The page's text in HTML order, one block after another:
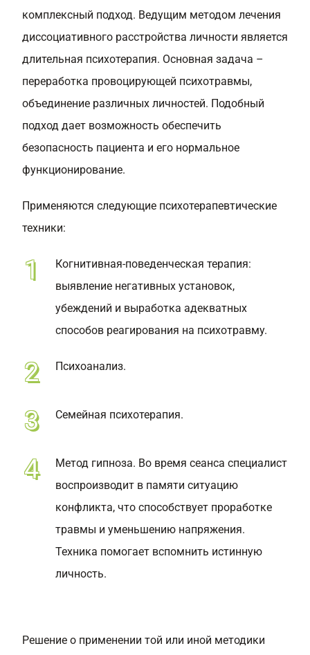
комплексный подход. Ведущим методом лечения
диссоциативного расстройства личности является
длительная психотерапия. Основная задача –
переработка провоцирующей психотравмы,
объединение различных личностей. Подобный
подход дает возможность обеспечить
безопасность пациента и его нормальное
функционирование.
Применяются следующие психотерапевтические
техники:
Когнитивная-поведенческая терапия:
выявление негативных установок,
убеждений и выработка адекватных
способов реагирования на психотравму.
Психоанализ.
Семейная психотерапия.
Метод гипноза. Во время сеанса специалист
воспроизводит в памяти ситуацию
конфликта, что способствует проработке
травмы и уменьшению напряжения.
Техника помогает вспомнить истинную
личность.
Решение о применении той или иной методики